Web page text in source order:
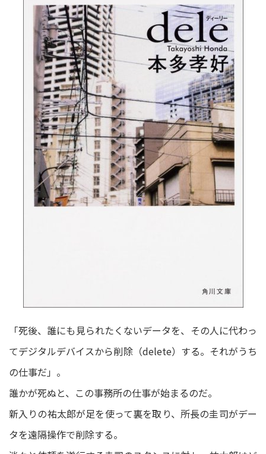
「死後、誰にも見られたくないデータを、その人に代わっ
てデジタルデバイスから削除（delete）する。それがうち
の仕事だ」。
誰かが死ぬと、この事務所の仕事が始まるのだ。
新入りの祐太郎が足を使って裏を取り、所長の圭司がデー
タを遠隔操作で削除する。